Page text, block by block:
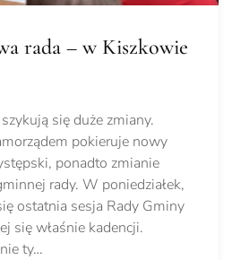
rada – w Kiszkowie
się duże zmiany.
pokieruje nowy
ponadto zmianie
rady. W poniedziałek,
ostatnia sesja Rady Gminy
się właśnie kadencji.
ty…